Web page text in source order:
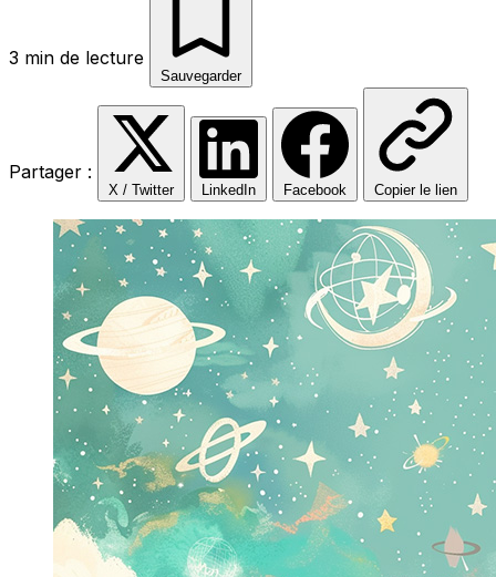
3 min de lecture
Sauvegarder
Partager :
X / Twitter LinkedIn Facebook Copier le lien